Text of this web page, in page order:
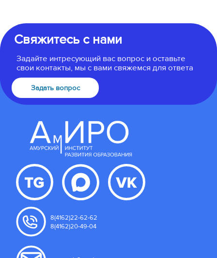
Свяжитесь с нами
Задайте интресующий вас вопрос и оставьте
свои контакты, мы с вами свяжемся для ответа
Задать вопрос
8(4162)22-62-62
8(4162)20-49-04